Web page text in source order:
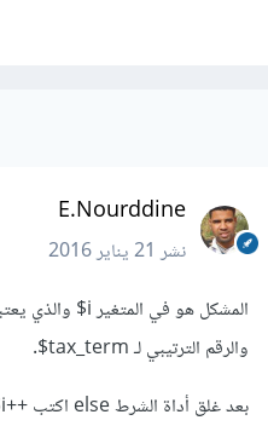
E.Nourddine
نشر21 يناير 2016
والرقم الترتيبي لـ tax_term$.